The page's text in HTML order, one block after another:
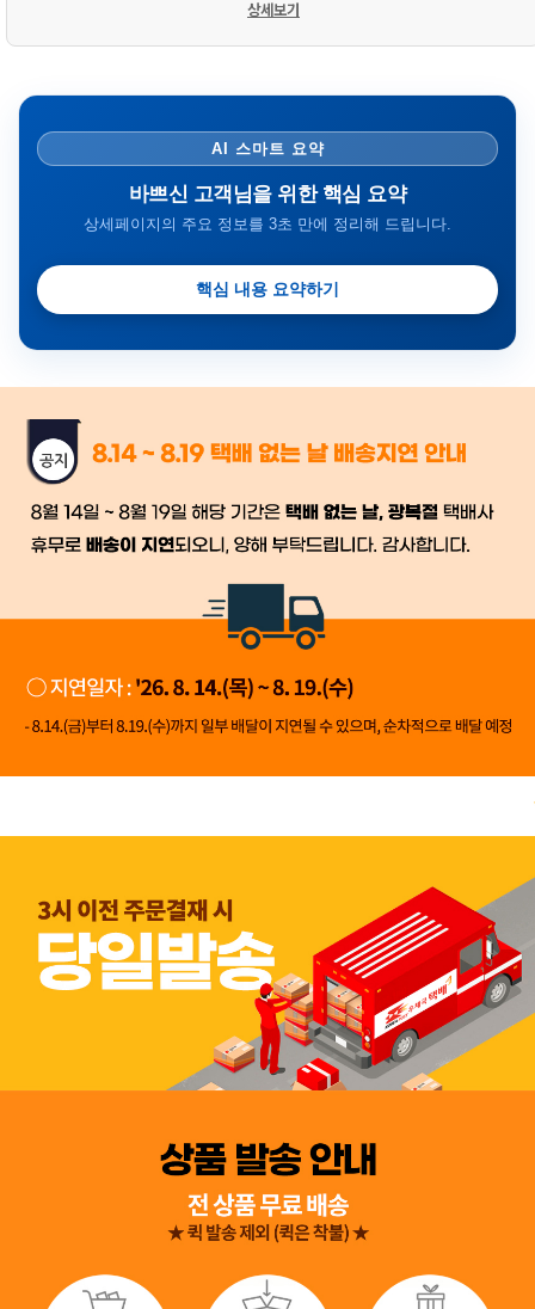
상세보기
AI 스마트 요약
바쁘신 고객님을 위한 핵심 요약
상세페이지의 주요 정보를 3초 만에 정리해 드립니다.
핵심 내용 요약하기
금일 시세가 적용
배송
시작 후 환불이 불가